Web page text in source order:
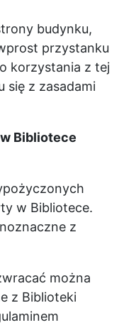
budynku,
przystanku
korzystania z tej
się z zasadami
Bibliotece
w Bibliotece.
z
można
z Biblioteki